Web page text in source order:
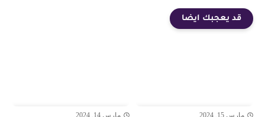
قد يعجبك ايضا
مارس 15, 2024 مارس 14, 2024